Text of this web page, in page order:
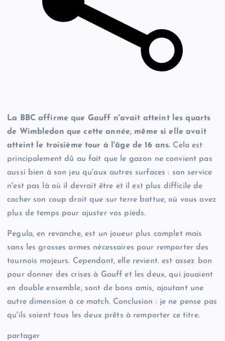
La BBC affirme que Gauff n'avait atteint les quarts
de Wimbledon que cette année, même si elle avait
atteint le troisième tour à l'âge de 16 ans. Cela est
principalement dû au fait que le gazon ne convient pas
aussi bien à son jeu qu'aux autres surfaces : son service
n'est pas là où il devrait être et il est plus difficile de
cacher son coup droit que sur terre battue, où vous avez
plus de temps pour ajuster vos pieds.
Pegula, en revanche, est un joueur plus complet mais
sans les grosses armes nécessaires pour remporter des
tournois majeurs. Cependant, elle revient. est assez bon
pour donner des crises à Gauff et les deux, qui jouaient
en double ensemble, sont de bons amis, ajoutant une
autre dimension à ce match. Conclusion : je ne pense pas
qu'ils soient tous les deux prêts à remporter ce titre.
partager